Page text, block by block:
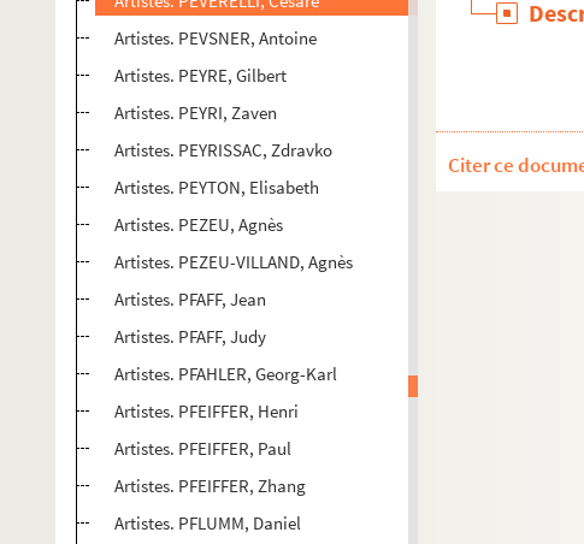
Artistes. PEVSNER, Antoine
Artistes. PEYRE, Gilbert
Artistes. PEYRI, Zaven
Artistes. PEYRISSAC, Zdravko
Artistes. PEYTON, Elisabeth
Artistes. PEZEU, Agnès
Artistes. PEZEU-VILLAND, Agnès
Artistes. PFAFF, Jean
Artistes. PFAFF, Judy
Artistes. PFAHLER, Georg-Karl
Artistes. PFEIFFER, Henri
Artistes. PFEIFFER, Paul
Artistes. PFEIFFER, Zhang
Artistes. PFLUMM, Daniel
Citer ce